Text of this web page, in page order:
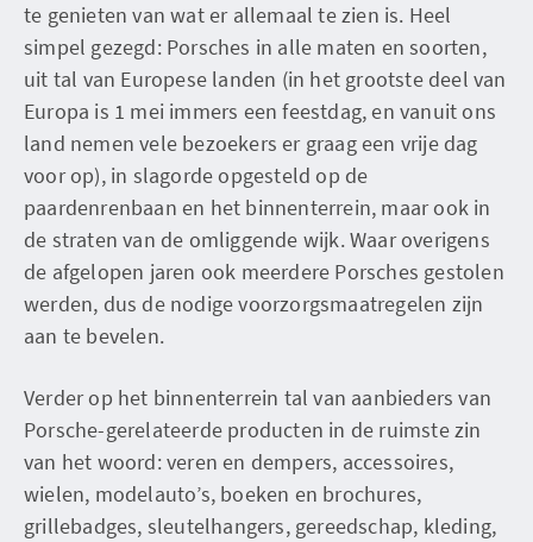
te genieten van wat er allemaal te zien is. Heel
simpel gezegd: Porsches in alle maten en soorten,
uit tal van Europese landen (in het grootste deel van
Europa is 1 mei immers een feestdag, en vanuit ons
land nemen vele bezoekers er graag een vrije dag
voor op), in slagorde opgesteld op de
paardenrenbaan en het binnenterrein, maar ook in
de straten van de omliggende wijk. Waar overigens
de afgelopen jaren ook meerdere Porsches gestolen
werden, dus de nodige voorzorgsmaatregelen zijn
aan te bevelen.
Verder op het binnenterrein tal van aanbieders van
Porsche-gerelateerde producten in de ruimste zin
van het woord: veren en dempers, accessoires,
wielen, modelauto’s, boeken en brochures,
grillebadges, sleutelhangers, gereedschap, kleding,